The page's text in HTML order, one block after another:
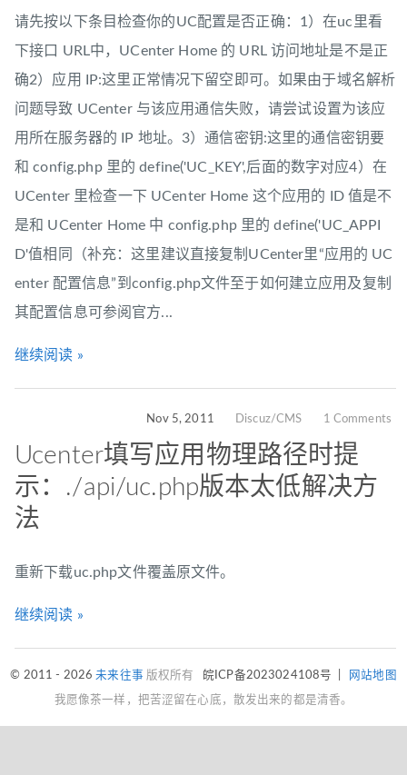
请先按以下条目检查你的UC配置是否正确：1）在uc里看
下接口 URL中，UCenter Home 的 URL 访问地址是不是正
确2）应用 IP:这里正常情况下留空即可。如果由于域名解析
问题导致 UCenter 与该应用通信失败，请尝试设置为该应
用所在服务器的 IP 地址。3）通信密钥:这里的通信密钥要
和 config.php 里的 define('UC_KEY',后面的数字对应4）在
UCenter 里检查一下 UCenter Home 这个应用的 ID 值是不
是和 UCenter Home 中 config.php 里的 define('UC_APPI
D'值相同（补充：这里建议直接复制UCenter里“应用的 UC
enter 配置信息”到config.php文件至于如何建立应用及复制
其配置信息可参阅官方...
继续阅读 »
Nov 5, 2011 Discuz/CMS 1 Comments
Ucenter填写应用物理路径时提
示：./api/uc.php版本太低解决方
法
重新下载uc.php文件覆盖原文件。
继续阅读 »
© 2011 - 2026未来往事 版权所有 皖ICP备2023024108号 网站地图
我愿像茶一样，把苦涩留在心底，散发出来的都是清香。